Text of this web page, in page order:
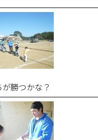
が勝つかな？